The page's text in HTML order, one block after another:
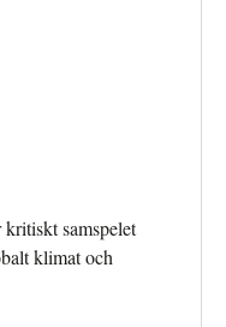
samspelet
klimat och